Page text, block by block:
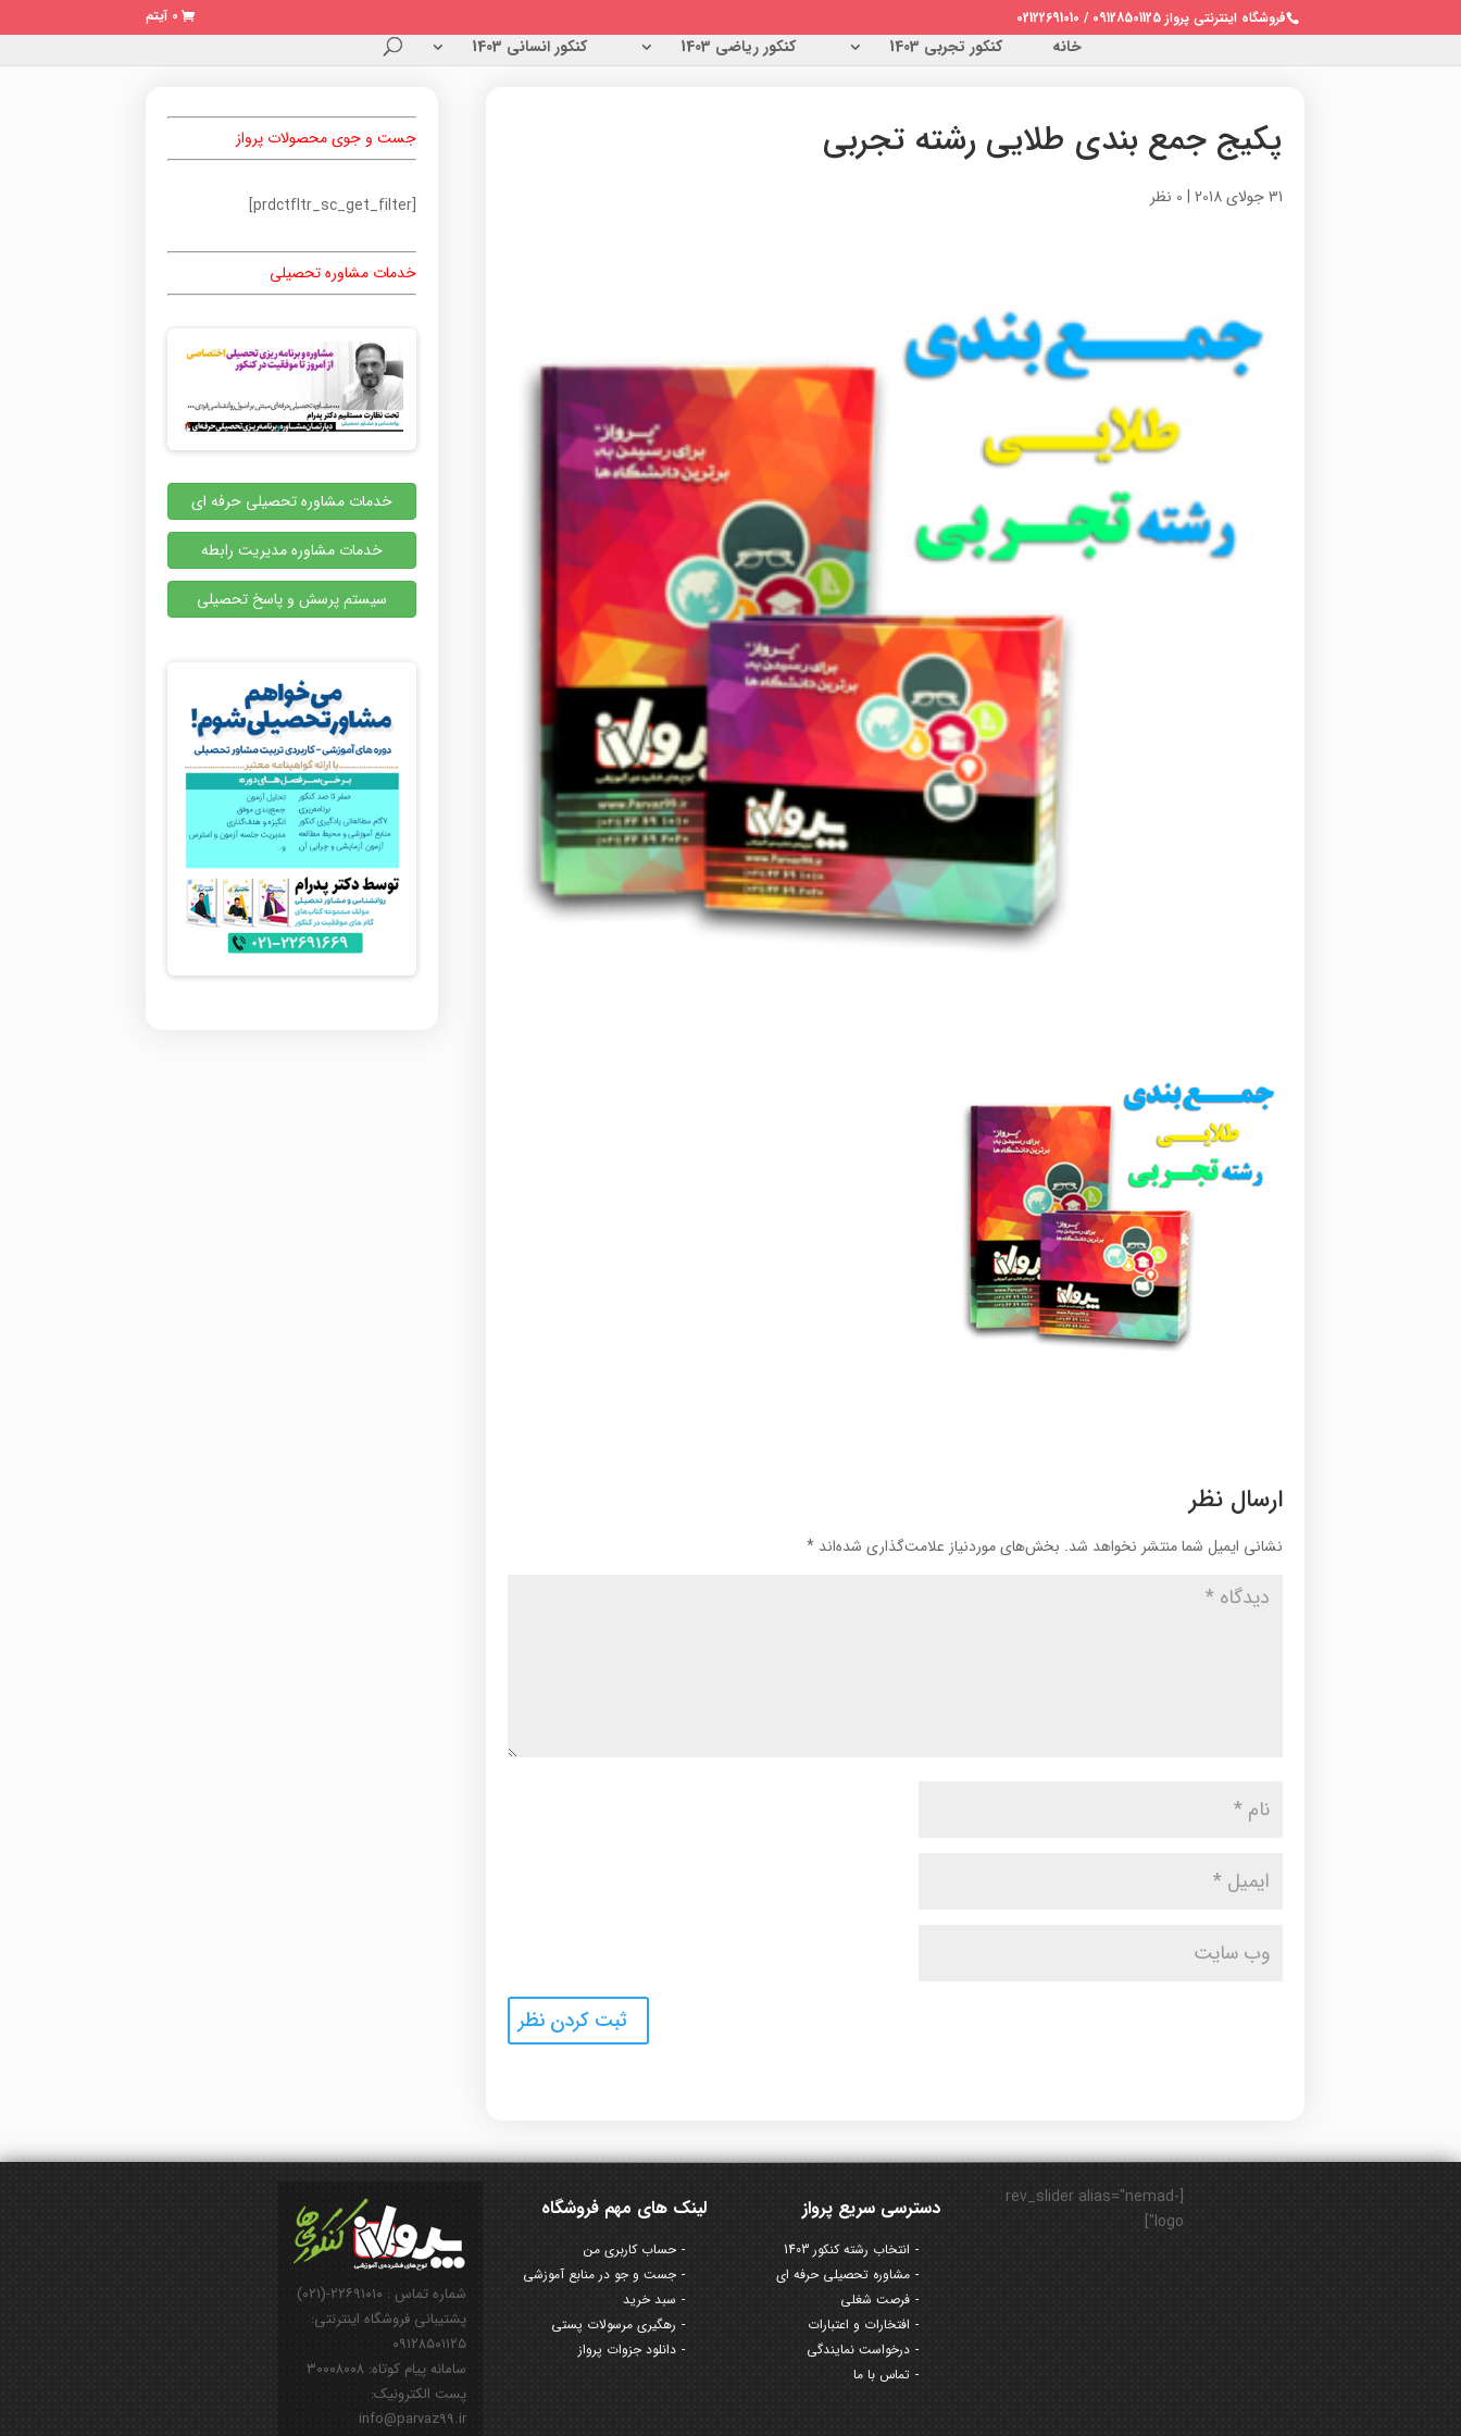
فروشگاه اینترنتی پرواز 09128501125 / 02122691010 0 آیتم
خانه کنکور تجربی 1403 کنکور ریاضی 1403 کنکور انسانی 1403
پکیج جمع بندی طلایی رشته تجربی
31 جولای 2018 | 0 نظر
ارسال نظر
نشانی ایمیل شما منتشر نخواهد شد. بخش‌های موردنیاز علامت‌گذاری شده‌اند*
جست و جوی محصولات پرواز
[prdctfltr_sc_get_filter]
خدمات مشاوره تحصیلی
خدمات مشاوره تحصیلی حرفه ای
خدمات مشاوره مدیریت رابطه
سیستم پرسش و پاسخ تحصیلی
شماره تماس : ۲۲۶۹۱۰۱۰-(۰۲۱)
پشتیبانی فروشگاه اینترنتی:
۰۹۱۲۸۵۰۱۱۲۵
سامانه پیام کوتاه: ۳۰۰۰۸۰۰۸
پست الکترونیک:
info@parvaz99.ir
لینک های مهم فروشگاه
حساب کاربری من
جست و جو در منابع آموزشی
سبد خرید
رهگیری مرسولات پستی
دانلود جزوات پرواز
دسترسی سریع پرواز
انتخاب رشته کنکور 1403
مشاوره تحصیلی حرفه ای
فرصت شغلی
افتخارات و اعتبارات
درخواست نمایندگی
تماس با ما
[rev_slider alias="nemad-
logo"]